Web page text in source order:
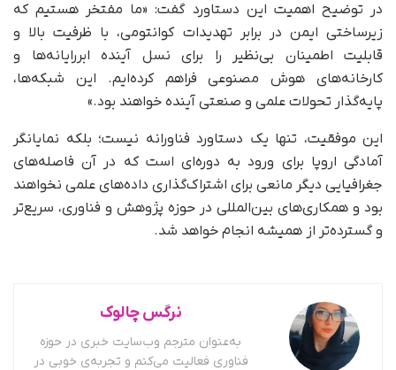
در توضیح اهمیت این دستاورد گفت: «ما مفتخر هستیم که
زیرساختی ایمن در برابر تهدیدات کوانتومی، با ظرفیت بالا و
قابلیت اطمینان بی‌نظیر را برای نسل آینده ابررایانه‌ها و
کارخانه‌های هوش مصنوعی فراهم کرده‌ایم. این شبکه‌ها،
پایه‌گذار تحولات علمی و صنعتی آینده خواهند بود.»
این موفقیت، تنها یک دستاورد فناورانه نیست؛ بلکه نمایانگر
آمادگی اروپا برای ورود به دوره‌ای است که در آن فاصله‌های
جغرافیایی دیگر مانعی برای اشتراک‌گذاری داده‌های علمی نخواهند
بود و همکاری‌های بین‌المللی در حوزه پژوهش و فناوری، سریع‌تر
و گسترده‌تر از همیشه انجام خواهد شد.
نرگس چالوک
به‌عنوان مترجم وب‌سایت خبری در حوزه
فناوری فعالیت می‌کنم و تجربه‌ی خوبی در